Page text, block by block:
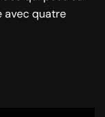
avec quatre